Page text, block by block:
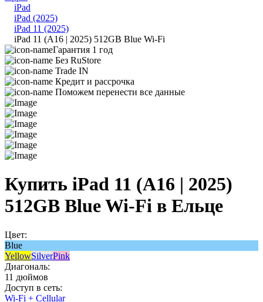
iPad
iPad (2025)
iPad 11 (2025)
iPad 11 (A16 | 2025) 512GB Blue Wi-Fi
Гарантия 1 год
Без RuStore
Trade IN
Кредит и рассрочка
Поможем перенести все данные
Купить iPad 11 (A16 | 2025)
512GB Blue Wi-Fi в Ельце
Цвет:
Blue
YellowSilverPink
Диагональ:
11 дюймов
Доступ в сеть:
Wi-Fi + Cellular